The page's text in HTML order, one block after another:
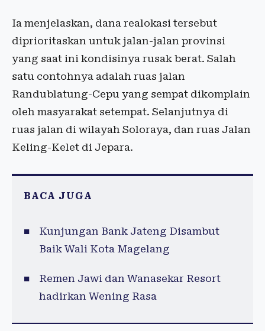
Ia menjelaskan, dana realokasi tersebut
diprioritaskan untuk jalan-jalan provinsi
yang saat ini kondisinya rusak berat. Salah
satu contohnya adalah ruas jalan
Randublatung-Cepu yang sempat dikomplain
oleh masyarakat setempat. Selanjutnya di
ruas jalan di wilayah Soloraya, dan ruas Jalan
Keling-Kelet di Jepara.
BACA JUGA
Kunjungan Bank Jateng Disambut
Baik Wali Kota Magelang
Remen Jawi dan Wanasekar Resort
hadirkan Wening Rasa